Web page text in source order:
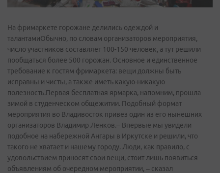
На фримаркете горожане делились одеждой и
талантамиОбычно, по словам организаторов мероприятия,
число участников составляет 100-150 человек, а тут решили
пообщаться более 500 горожан. Основное и единственное
требование к гостям фримаркета: вещи должны быть
исправны и чисты, а также иметь какую-никакую
полезность.Первая бесплатная ярмарка, напомним, прошла
зимой в студенческом общежитии. Подобный формат
мероприятия во Владивосток привез один из его нынешних
организаторов Владимир Ленков.– Впервые мы увидели
подобное на набережной Ангары в Иркутске и решили, что
такого не хватает и нашему городу. Люди, как правило, с
удовольствием приносят свои вещи, стоит лишь появиться
объявлениям об очередном мероприятии, – сказал